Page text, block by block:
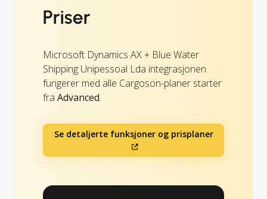
Priser
Microsoft Dynamics AX + Blue Water
Shipping Unipessoal Lda integrasjonen
fungerer med alle Cargoson-planer starter
fra Advanced.
Se detaljerte funksjoner og prisplaner